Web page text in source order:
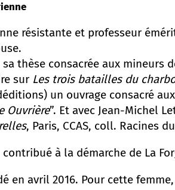
résistante et professeur
sa thèse consacrée aux mineurs
sur Les trois batailles du
un ouvrage consacré
Ouvrière”. Et avec Jean-Michel
, Paris, CCAS, coll. Racines
contribué à la démarche de La
en avril 2016. Pour cette